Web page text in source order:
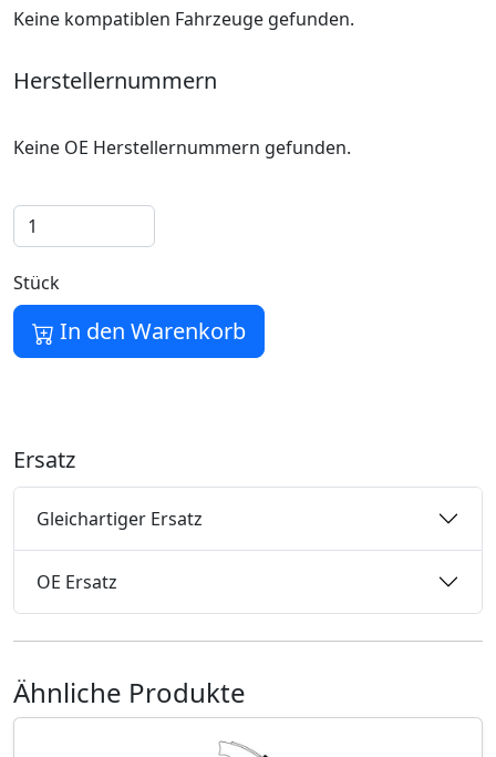
Keine kompatiblen Fahrzeuge gefunden.
Herstellernummern
Keine OE Herstellernummern gefunden.
Stück
In den Warenkorb
Ersatz
Gleichartiger Ersatz
OE Ersatz
Ähnliche Produkte